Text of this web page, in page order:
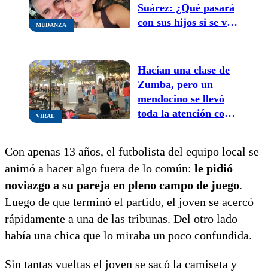
MUDANZA
Suárez: ¿Qué pasará
con sus hijos si se va
VIRAL
Hacían una clase de
Zumba, pero un
mendocino se llevó
toda la atención con
Con apenas 13 años, el futbolista del equipo local se
animó a hacer algo fuera de lo común: le pidió
noviazgo a su pareja en pleno campo de juego.
Luego de que terminó el partido, el joven se acercó
rápidamente a una de las tribunas. Del otro lado
había una chica que lo miraba un poco confundida.
Sin tantas vueltas el joven se sacó la camiseta y